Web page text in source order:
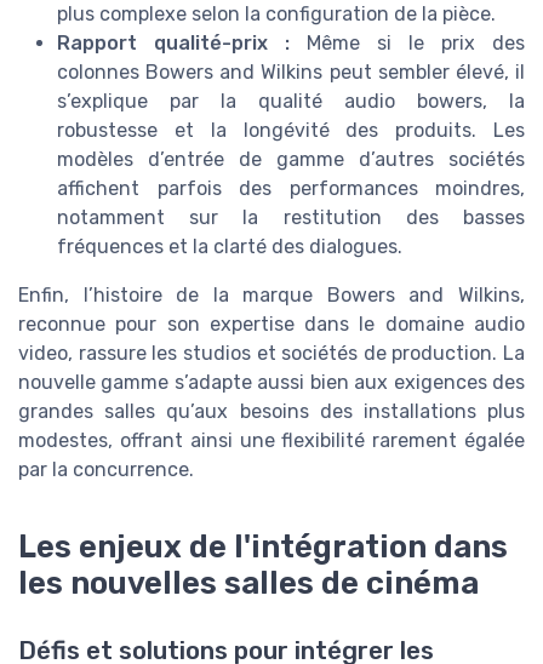
plus complexe selon la configuration de la pièce.
Rapport qualité-prix : Même si le prix des
colonnes Bowers and Wilkins peut sembler élevé, il
s’explique par la qualité audio bowers, la
robustesse et la longévité des produits. Les
modèles d’entrée de gamme d’autres sociétés
affichent parfois des performances moindres,
notamment sur la restitution des basses
fréquences et la clarté des dialogues.
Enfin, l’histoire de la marque Bowers and Wilkins,
reconnue pour son expertise dans le domaine audio
video, rassure les studios et sociétés de production. La
nouvelle gamme s’adapte aussi bien aux exigences des
grandes salles qu’aux besoins des installations plus
modestes, offrant ainsi une flexibilité rarement égalée
par la concurrence.
Les enjeux de l'intégration dans
les nouvelles salles de cinéma
Défis et solutions pour intégrer les